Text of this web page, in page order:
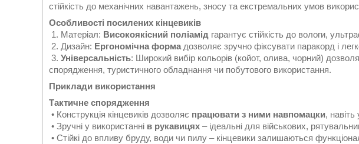
стійкість до механічних навантажень, зносу та екстремальних умов
Особливості посилених кінцевиків
1. Матеріал: Високоякісний поліамід гарантує стійкість до вологи,
2. Дизайн: Ергономічна форма дозволяє зручно фіксувати паракорд і
3. Універсальність: Широкий вибір кольорів (койот, олива, чорний)
спорядження, туристичного обладнання чи побутового використання.
Приклади використання
Тактичне спорядження
• Конструкція кінцевиків дозволяє працювати з ними навпомацки, навіть
• Зручні у використанні в рукавицях – ідеальні для військових,
• Стійкі до впливу бруду, води чи пилу – кінцевики залишаються